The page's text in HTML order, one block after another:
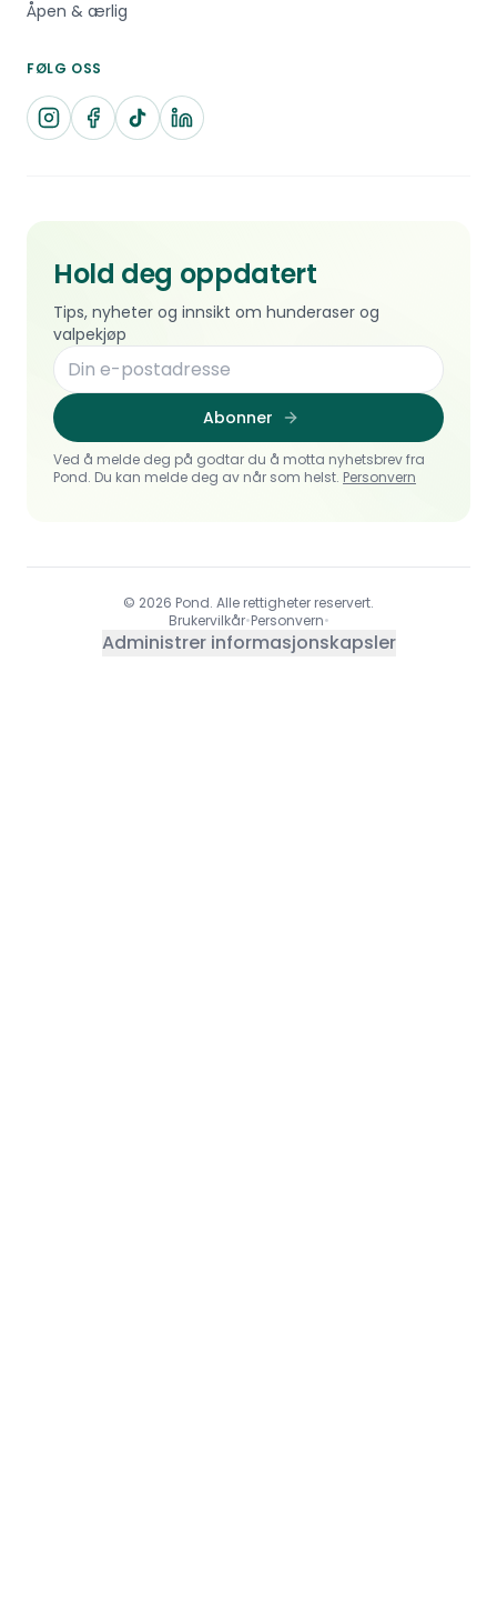
Åpen & ærlig
FØLG OSS
Hold deg oppdatert
Tips, nyheter og innsikt om hunderaser og
valpekjøp
Abonner
Ved å melde deg på godtar du å motta nyhetsbrev fra
Pond. Du kan melde deg av når som helst. Personvern
© 2026 Pond. Alle rettigheter reservert.
Brukervilkår•Personvern•
Administrer informasjonskapsler